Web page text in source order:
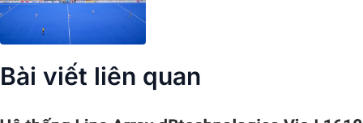
Bài viết liên quan